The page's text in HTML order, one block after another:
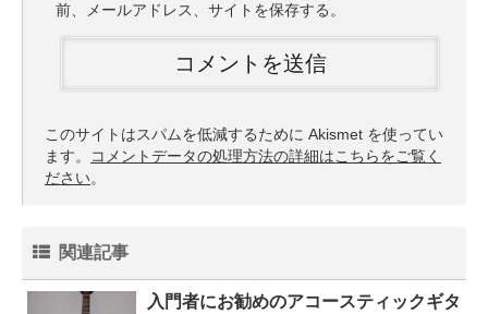
前、メールアドレス、サイトを保存する。
このサイトはスパムを低減するために Akismet を使ってい
ます。
コメントデータの処理方法の詳細はこちらをご覧く
ださい。
関連記事
入門者にお勧めのアコースティックギタ